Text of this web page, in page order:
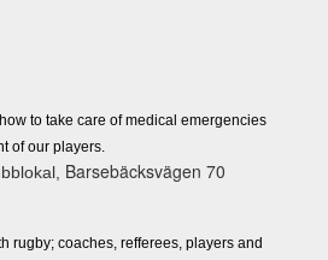
to take care of medical emergencies
of our players.
Barsebäcksvägen 70
rugby; coaches, refferees, players and